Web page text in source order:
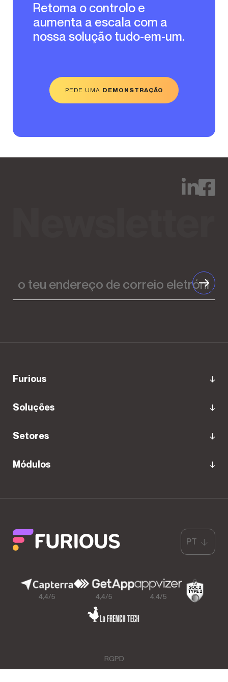
Retoma o controlo e
aumenta a escala com a
nossa solução tudo-em-um.
PEDE UMA DEMONSTRAÇÃO
teu
endereço
de
Furious
Soluções
Setores
Módulos
4,4/5 4,4/5 4,4/5
RGPD
CGU & Menções Legais
PT